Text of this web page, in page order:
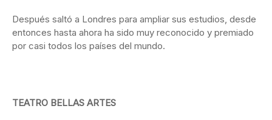
Después saltó a Londres para ampliar sus estudios, desde
entonces hasta ahora ha sido muy reconocido y premiado
por casi todos los países del mundo.
TEATRO BELLAS ARTES